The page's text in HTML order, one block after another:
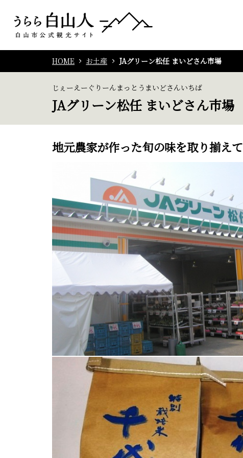
HOME お土産 JAグリーン松任 まいどさん市場
JAグリーン松任 まいどさん市場
じぇーえーぐりーんまっとうまいどさんいちば
地元農家が作った旬の味を取り揃えて